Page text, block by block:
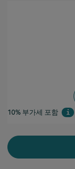
10% 부가세 포함 i